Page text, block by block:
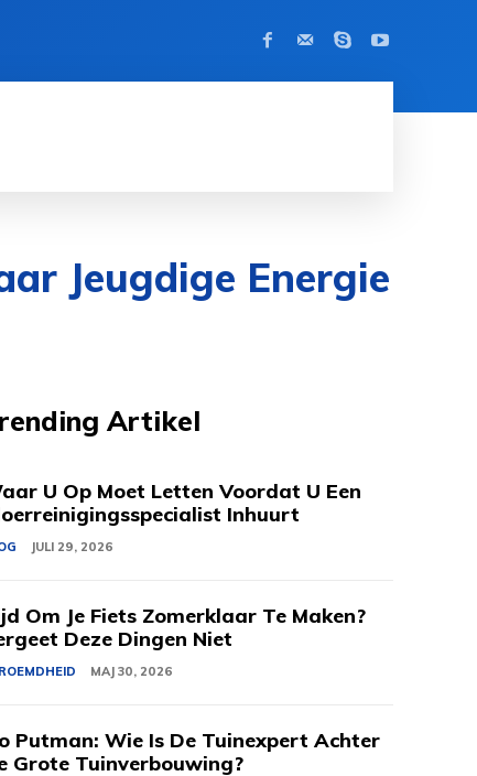
Jeugdige Energie
Artikel
U Op Moet Letten Voordat U Een
Inhuurt
JULI 29, 2026
Om Je Fiets Zomerklaar Te Maken?
Deze Dingen Niet
MAJ 30, 2026
Putman: Wie Is De Tuinexpert Achter
Grote Tuinverbouwing?